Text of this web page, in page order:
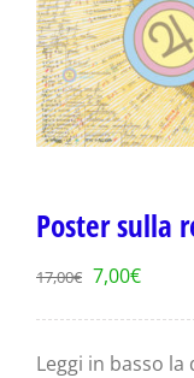
Poster sulla
17,00€ Il
prezzo
originale
7,00€Il
Leggi in basso